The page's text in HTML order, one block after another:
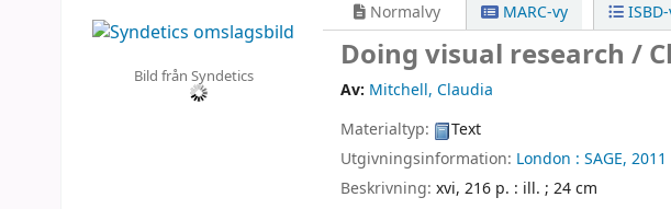
Bild från Syndetics
Normalvy MARC-vy
Doing visual research /
Av: Mitchell, Claudia
Materialtyp:
Text
Utgivningsinformation: London : SAGE, 2011
Beskrivning:xvi, 216 p. : ill. ; 24 cm